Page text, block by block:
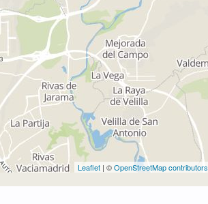
Leaflet | ©OpenStreetMap contributors